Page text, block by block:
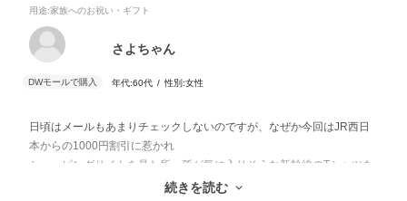
用途:家族へのお祝い・ギフト
さよちゃん
年代:60代 性別:女性
日頃はメールもあまりチェックしないのですが、なぜか今回はJR西日
本からの1000円割引に惹かれ
ショッピングサイトを見た所、孫が気に入りそうな新幹線のTシャツを
見つけ、すぐに娘に連絡をしてサイズを確認して購入しました。届い
続きを読む